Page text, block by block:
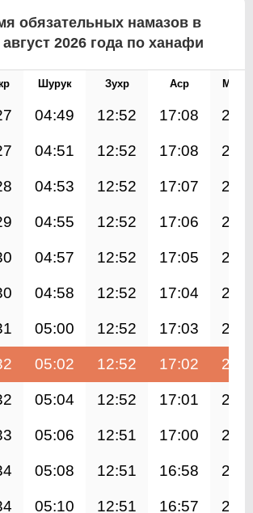
обязательных намазов в
2026 года по ханафи
Шурук Зухр Аср
04:49 12:52 17:08
04:51 12:52 17:08
04:53 12:52 17:07
04:55 12:52 17:06
04:57 12:52 17:05
04:58 12:52 17:04
05:00 12:52 17:03
05:02 12:52 17:02
05:04 12:52 17:01
05:06 12:51 17:00
05:08 12:51 16:58
05:10 12:51 16:57